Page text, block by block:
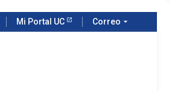
Mi Portal UC Correo arrow_drop_down